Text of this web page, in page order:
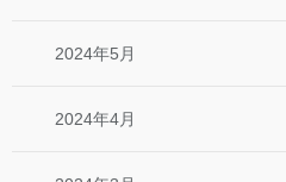
2024年5月
2024年4月